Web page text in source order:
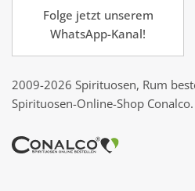
Folge jetzt unserem
WhatsApp-Kanal!
2009-2026 Spirituosen, Rum
Spirituosen-Online-Shop Conalco.